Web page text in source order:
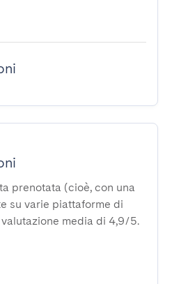
prenotata (cioè, con una
su varie piattaforme di
media di 4,9/5.